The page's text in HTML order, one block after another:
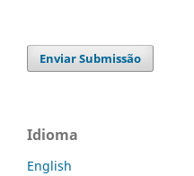
Enviar Submissão
Idioma
English